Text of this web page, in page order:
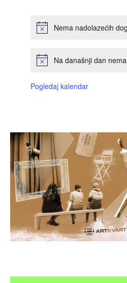
Nema nadolazećih
Na današnji dan
Pogledaj kalendar